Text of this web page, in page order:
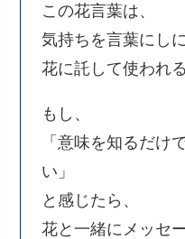
この花言葉は、
気持ちを言葉にし
花に託して使われ
もし、
「意味を知るだけ
い」
と感じたら、
花と一緒にメッセ